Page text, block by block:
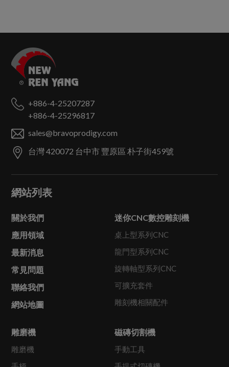
網站列表
關於我們
應用領域
最新消息
常見問題
聯絡我們
網站地圖
迷你CNC數控雕刻機
桌上型系列CNC
龍門型系列CNC
旋轉軸型系列CNC
可擴充套件
雕刻機相關配件
雕磨機
雕磨機
磁磚切割機
手動工具
+886-4-25207287
+886-4-25296817
sales@bravoprodigy.com
台灣420072 台中市 豐原區 朴子街459號